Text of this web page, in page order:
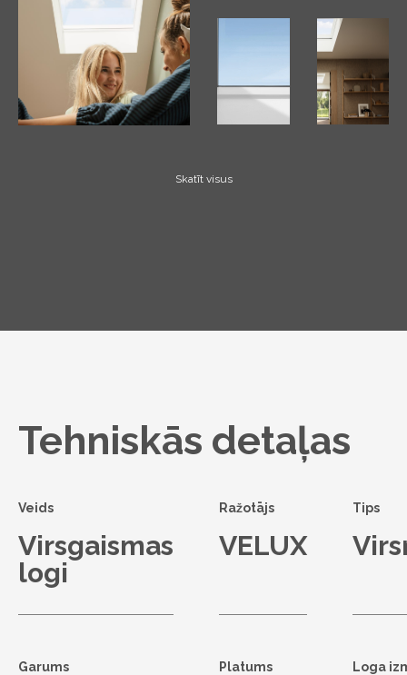
Skatīt visus
Tehniskās detaļas
Veids
Virsgaismas
logi
Ražotājs
VELUX
Tips
Garums Platums Loga